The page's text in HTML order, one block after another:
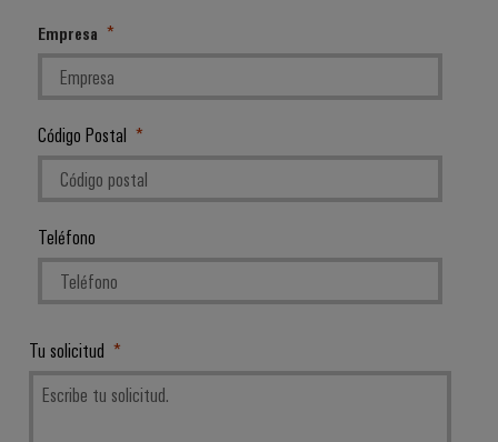
Empresa
Código Postal
Teléfono
Tu solicitud